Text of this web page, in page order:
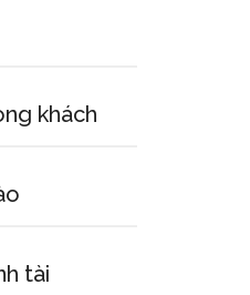
khách
tài